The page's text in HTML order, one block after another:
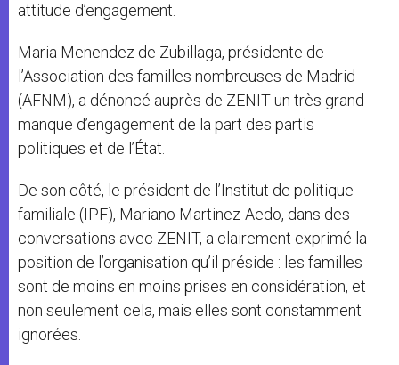
attitude d’engagement.
Maria Menendez de Zubillaga, présidente de
l’Association des familles nombreuses de Madrid
(AFNM), a dénoncé auprès de ZENIT un très grand
manque d’engagement de la part des partis
politiques et de l’État.
De son côté, le président de l’Institut de politique
familiale (IPF), Mariano Martinez-Aedo, dans des
conversations avec ZENIT, a clairement exprimé la
position de l’organisation qu’il préside : les familles
sont de moins en moins prises en considération, et
non seulement cela, mais elles sont constamment
ignorées.